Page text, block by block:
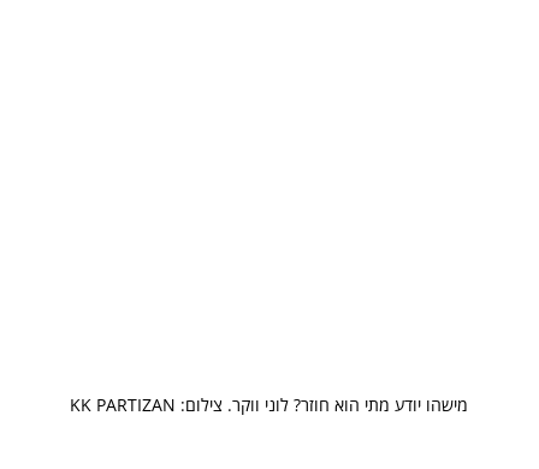
מישהו יודע מתי הוא חוזר? לוני ווקר. צילום: KK PARTIZAN